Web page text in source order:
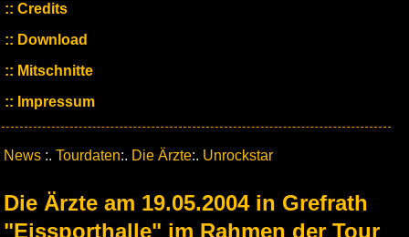
Credits
Download
Mitschnitte
Impressum
News :. Tourdaten:. Die Ärzte:. Unrockstar
Die Ärzte am 19.05.2004 in Grefrath
"Eissporthalle" im Rahmen der Tour